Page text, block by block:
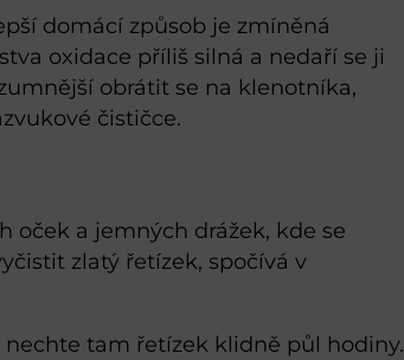
domácí způsob je zmíněná
oxidace příliš silná a nedaří se ji
obrátit se na klenotníka,
čističce.
oček a jemných drážek, kde se
zlatý řetízek, spočívá v
tam řetízek klidně půl hodiny.